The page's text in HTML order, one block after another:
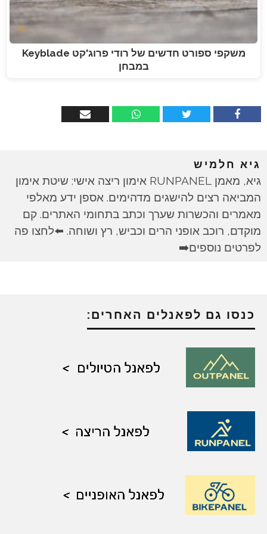
משקפי ספורט חדשים של רודי פרוג'קט Keyblade
במבחן
גיא חלמיש
גיא, מאמן RUNPANEL אימון ריצה אישי: שיטת אימון
המביאה רצים להישגים מדהימים. אספן ידע מאלפי
מאמרים והכשרות שערך וכתב בתחומי האתרים. קם
מוקדם, רוכב אופני הרים וכביש, רץ ושוחה. ⬅️לחצו פה
לפרטים נוספים➡️
כנסו גם לפאנלים האחרים: